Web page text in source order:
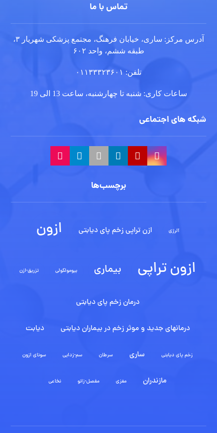
تماس با ما
آدرس مرکز: ساری، خیابان فرهنگ، مجتمع پزشکی شهریار ۳،
طبقه ششم، واحد ۶۰۲
تلفن: ۰۱۱۳۳۳۲۳۶۰۱
ساعات کاری: شنبه تا چهارشنبه، ساعت 13 الی 19
شبکه های اجتماعی
برچسب‌ها
آلرژی ازن تراپی زخم پای دیابتی
ازون
ازون تراپی
بیماری بیومولکولی تزریق-ازن
درمان زخم پای دیابتی
درمانهای جدید و موثر زخم در بیماران دیابتی دیابت
زخم پای دیابتی ساری سرطان سم-زدایی سونای ازون
مازندران مغزی مفصل-زانو نخاعی